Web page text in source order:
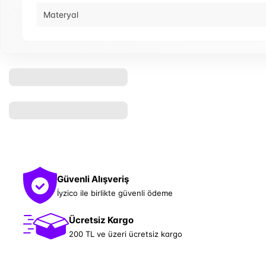
Materyal
Güvenli Alışveriş
İyzico ile birlikte güvenli ödeme
Ücretsiz Kargo
200 TL ve üzeri ücretsiz kargo